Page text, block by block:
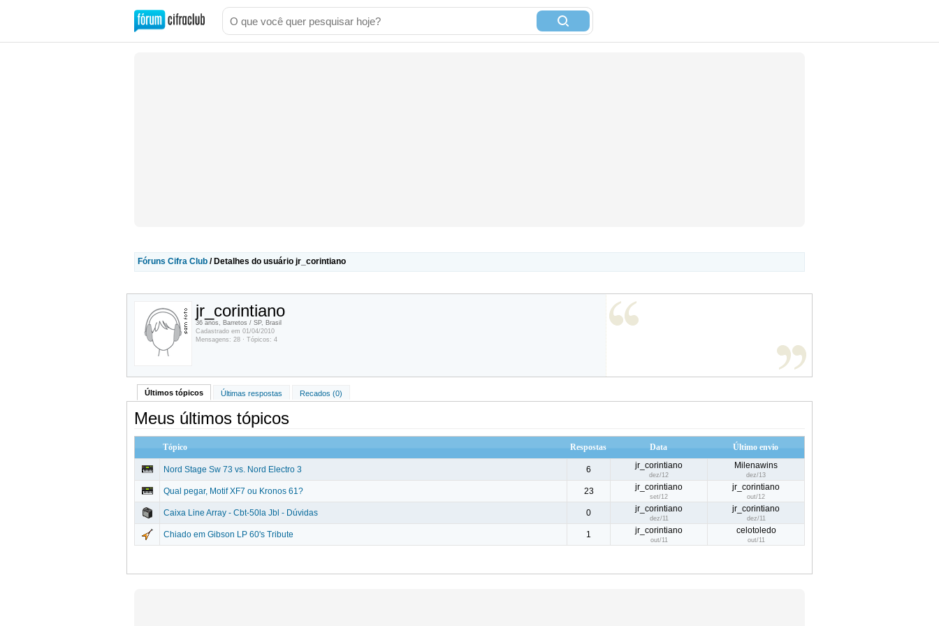
Fóruns Cifra Club / Detalhes do usuário jr_corintiano
jr_corintiano
36 anos, Barretos / SP, Brasil
Cadastrado em 01/04/2010
Mensagens: 28 · Tópicos: 4
Últimos tópicos Últimas respostas Recados (0)
Meus últimos tópicos
Tópico Respostas Data Último envio
Nord Stage Sw 73 vs. Nord Electro 3 6 jr_corintiano
dez/12
Milenawins
dez/13
Qual pegar, Motif XF7 ou Kronos 61? 23 jr_corintiano
set/12
jr_corintiano
out/12
Caixa Line Array - Cbt-50la Jbl - Dúvidas 0 jr_corintiano
dez/11
jr_corintiano
dez/11
Chiado em Gibson LP 60's Tribute 1 jr_corintiano
out/11
celotoledo
out/11